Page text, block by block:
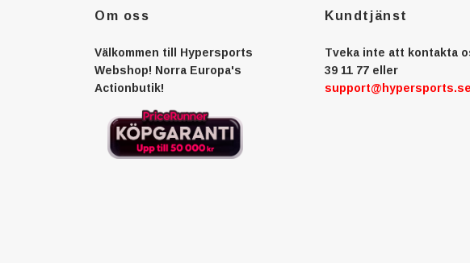
Om oss
Välkommen till Hypersports
Webshop! Norra Europa's
Actionbutik!
Kundtjänst
Tveka inte att kontakta
39 11 77 eller
support@hypersports.se